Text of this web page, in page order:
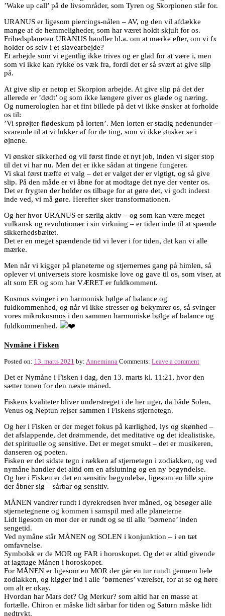
’Wake up call’ på de livsområder, som Tyren og Skorpionen står for.
URANUS er ligesom piercings-nålen – AV, og den vil afdække
mange af de hemmeligheder, som har været holdt skjult for os.
Frihedsplaneten URANUS handler bl.a. om at mærke efter, om vi fx
holder os selv i et slavearbejde?
Et arbejde som vi egentlig ikke trives og er glad for at være i, men
som vi ikke kan rykke os væk fra, fordi det er så svært at give slip
på.
At give slip er netop et Skorpion arbejde. At give slip på det der
allerede er ’dødt’ og som ikke længere giver os glæde og næring.
Og numerologien har et fint billede på det vi ikke ønsker at forholde
os til:
’Vi sprøjter flødeskum på lorten’. Men lorten er stadig nedenunder –
svarende til at vi lukker af for de ting, som vi ikke ønsker se i
øjnene.
Vi ønsker sikkerhed og vil først finde et nyt job, inden vi siger stop
til det vi har nu. Men det er ikke sådan at tingene fungerer.
Vi skal først træffe et valg – det er valget der er vigtigt, og så give
slip. På den måde er vi åbne for at modtage det nye der venter os.
Det er frygten der holder os tilbage for at gøre det, vi godt inderst
inde ved, vi må gøre. Herefter sker transformationen.
Og her hvor URANUS er særlig aktiv – og som kan være meget
vulkansk og revolutionær i sin virkning – er tiden inde til at spænde
sikkerhedsbæltet.
Det er en meget spændende tid vi lever i for tiden, det kan vi alle
mærke.
Men når vi kigger på planeterne og stjernernes gang på himlen, så
oplever vi universets store kosmiske love og gave til os, som viser, at
alt som ER og som har VÆRET er fuldkomment.
Kosmos svinger i en harmonisk bølge af balance og
fuldkommenhed, og når vi ikke stresser og bekymrer os, så svinger
vores mikrokosmos i den sammen harmoniske bølge af balance og
fuldkommenhed.
Nymåne i Fisken
Posted on: 13. marts 2021 by: Anneminna Comments: Leave a comment
Det er Nymåne i Fisken i dag, den 13. marts kl. 11:21, hvor den
sætter tonen for den næste måned.
Fiskens kvaliteter bliver understreget i de her uger, da både Solen,
Venus og Neptun rejser sammen i Fiskens stjernetegn.
Og her i Fisken er der meget fokus på kærlighed, lys og skønhed –
det afslappende, det drømmende, det meditative og det idealistiske,
det spirituelle og sensitive. Det er meget smukt – det er musikeren,
danseren og poeten.
Fisken er det sidste tegn i rækken af stjernetegn i zodiakken, og ved
nymåne handler det altid om en afslutning og en ny begyndelse.
Og her i Fisken er det en sensitiv begyndelse, ligesom en lille spire
der åbner sig – sårbar og sensitiv.
MÅNEN vandrer rundt i dyrekredsen hver måned, og besøger alle
stjernetegnene og kommen i samspil med alle planeterne
Lidt ligesom en mor der er rundt og se til alle ’børnene’ inden
sengetid.
Ved nymåne står MÅNEN og SOLEN i konjunktion – i en tæt
omfavnelse.
Symbolsk er de MOR og FAR i horoskopet. Og det er altid givende
at iagttage Månen i horoskopet.
For MÅNEN er ligesom en MOR der går en tur rundt gennem hele
zodiakken, og kigger ind i alle ’børnenes’ værelser, for at se og høre
om alt er okay.
Hvordan har Mars det? Og Merkur? som altid har en masse at
fortælle. Chiron er måske lidt sårbar for tiden og Saturn måske lidt
nedtrykt.